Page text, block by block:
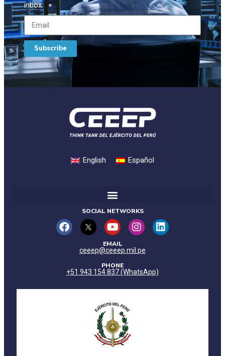
inbox.
Subscribe
English Español
SOCIAL NETWORKS
EMAIL
ceeep@ceeep.mil.pe
PHONE
+51 943 154 837 (WhatsApp)